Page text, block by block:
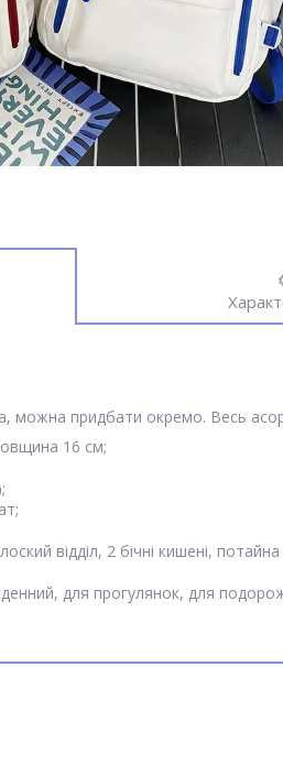
можна придбати окремо. Весь
16 см;
відділ, 2 бічні кишені,
для прогулянок, для